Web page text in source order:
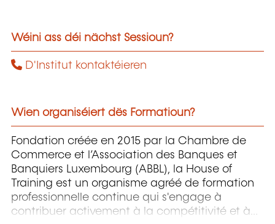
Wéini ass déi nächst Sessioun?
D'Institut kontaktéieren
Wien organiséiert dës Formatioun?
Fondation créée en 2015 par la Chambre de
Commerce et l’Association des Banques et
Banquiers Luxembourg (ABBL), la House of
Training est un organisme agréé de formation
professionnelle continue qui s'engage à
contribuer activement à la compétitivité et à